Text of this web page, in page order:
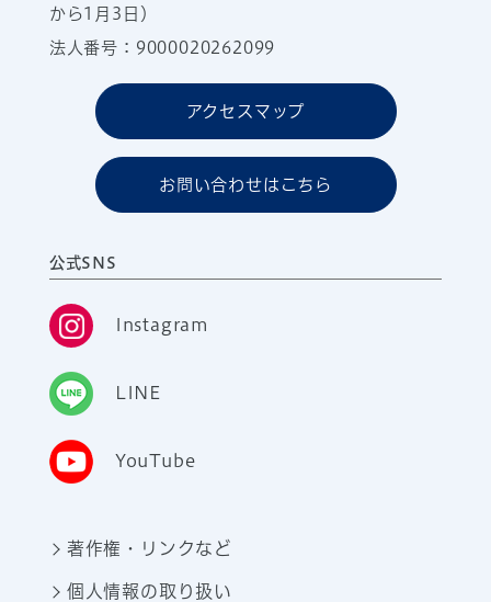
から1月3日）
法人番号：9000020262099
アクセスマップ
お問い合わせはこちら
公式SNS
Instagram
LINE
YouTube
著作権・リンクなど
個人情報の取り扱い